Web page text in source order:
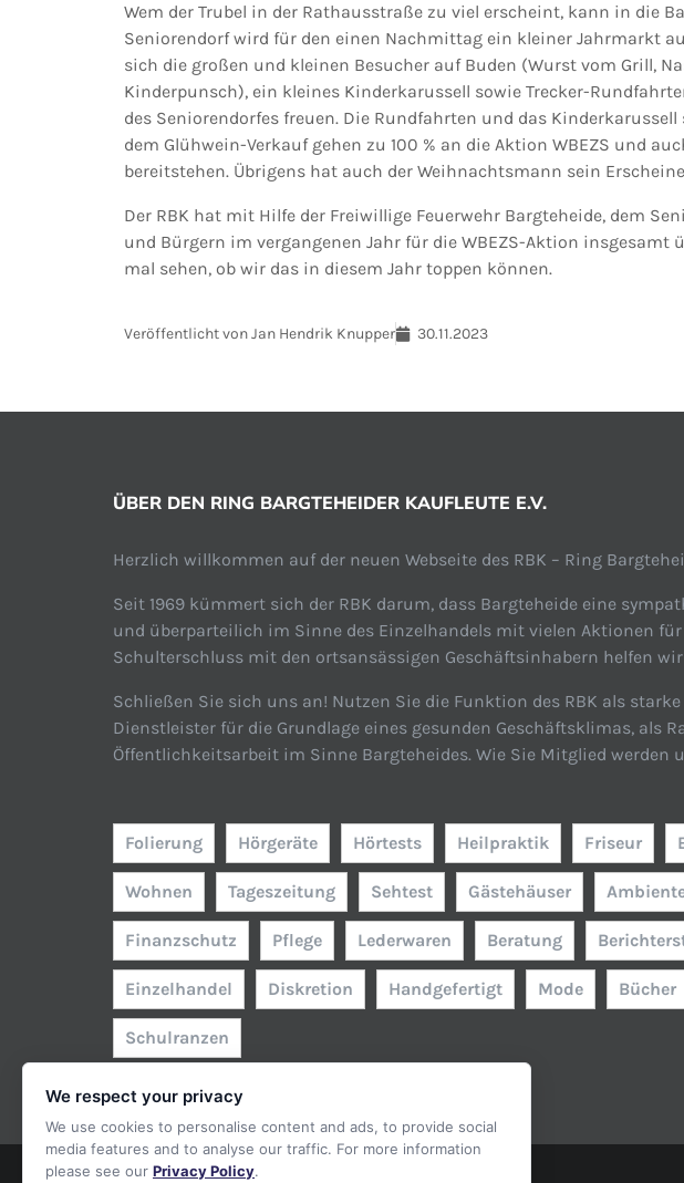
Wem der Trubel in der Rathausstraße zu viel erscheint, kann in die
Seniorendorf wird für den einen Nachmittag ein kleiner Jahrmarkt
sich die großen und kleinen Besucher auf Buden (Wurst vom Grill,
Kinderpunsch), ein kleines Kinderkarussell sowie Trecker-
des Seniorendorfes freuen. Die Rundfahrten und das
dem Glühwein-Verkauf gehen zu 100 % an die Aktion WBEZS und
bereitstehen. Übrigens hat auch der Weihnachtsmann sein
Der RBK hat mit Hilfe der Freiwillige Feuerwehr Bargteheide, dem
und Bürgern im vergangenen Jahr für die WBEZS-Aktion insgesamt
mal sehen, ob wir das in diesem Jahr toppen können.
Veröffentlicht vonJan Hendrik Knupper 30.11.2023
ÜBER DEN RING BARGTEHEIDER KAUFLEUTE E.V.
Herzlich willkommen auf der neuen Webseite des RBK – Ring
Seit 1969 kümmert sich der RBK darum, dass Bargteheide eine
und überparteilich im Sinne des Einzelhandels mit vielen Aktionen
Schulterschluss mit den ortsansässigen Geschäftsinhabern helfen
Schließen Sie sich uns an! Nutzen Sie die Funktion des RBK als
Dienstleister für die Grundlage eines gesunden Geschäftsklimas,
Öffentlichkeitsarbeit im Sinne Bargteheides. Wie Sie Mitglied werden
Folierung Hörgeräte Hörtests Heilpraktik Friseur
Wohnen Tageszeitung Sehtest Gästehäuser
Finanzschutz Pflege Lederwaren Beratung
Einzelhandel Diskretion Handgefertigt Mode Bücher
Schulranzen
We respect your privacy
We use cookies to personalise content and ads, to provide social
media features and to analyse our traffic. For more information
please see our Privacy Policy.